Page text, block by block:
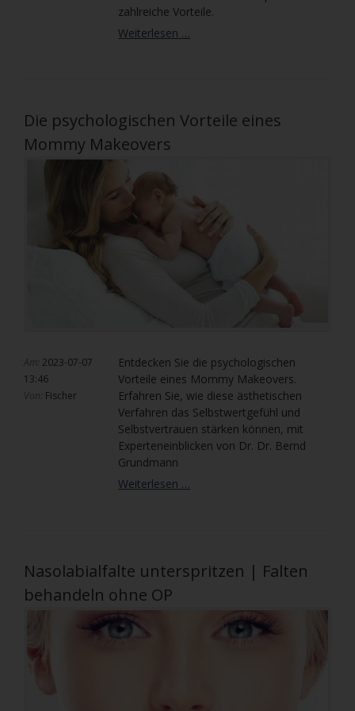
zahlreiche Vorteile.
Weiterlesen …
ist
Die psychologischen Vorteile eines
Mommy Makeovers
Am: 2023-07-07
13:46
Von: Fischer
Entdecken Sie die psychologischen
Vorteile eines Mommy Makeovers.
Erfahren Sie, wie diese ästhetischen
Verfahren das Selbstwertgefühl und
Selbstvertrauen stärken können, mit
Experteneinblicken von Dr. Dr. Bernd
Grundmann
Weiterlesen …
Makeovers
Nasolabialfalte unterspritzen | Falten
behandeln ohne OP